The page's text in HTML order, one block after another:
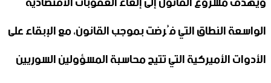
الواسعة النطاق التي فُرضت بموجب القانون، مع الإبقاء على
الأدوات الأميركية التي تتيح محاسبة المسؤولين السوريين